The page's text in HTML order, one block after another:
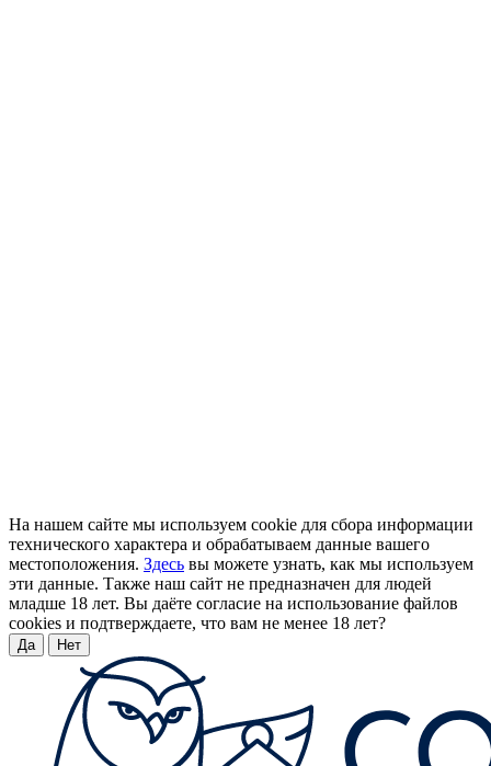
На нашем сайте мы используем cookie для сбора информации
технического характера и обрабатываем данные вашего
местоположения. Здесь вы можете узнать, как мы используем
эти данные. Также наш сайт не предназначен для людей
младше 18 лет. Вы даёте согласие на использование файлов
cookies и подтверждаете, что вам не менее 18 лет?
Да Нет